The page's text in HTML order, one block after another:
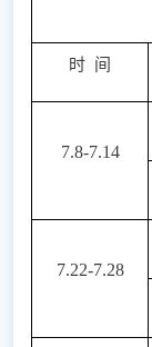
时 间
7.8-7.14
7.22-7.28